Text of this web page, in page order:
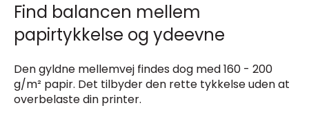
Find balancen mellem
papirtykkelse og ydeevne
Den gyldne mellemvej findes dog med 160 - 200
g/m² papir. Det tilbyder den rette tykkelse uden at
overbelaste din printer.